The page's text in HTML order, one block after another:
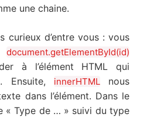
une chaine.
curieux d’entre vous : vous
document.getElementById(id)
à l’élément HTML qui
Ensuite, innerHTMLnous
dans l’élément. Dans le
« Type de … » suivi du type